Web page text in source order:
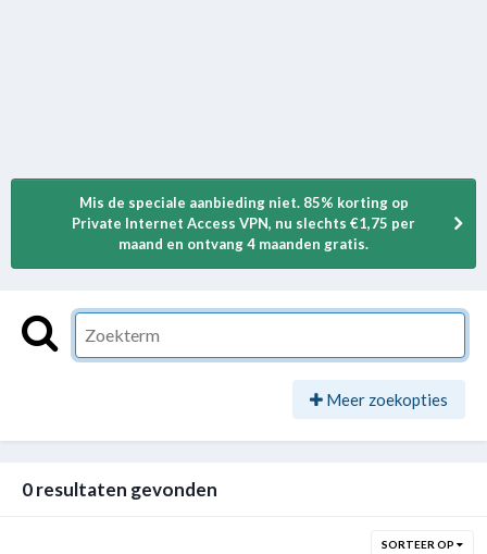
Mis de speciale aanbieding niet. 85% korting op
Private Internet Access VPN, nu slechts €1,75 per
maand en ontvang 4 maanden gratis.
Meer zoekopties
0 resultaten gevonden
SORTEER OP